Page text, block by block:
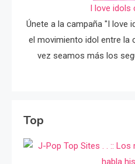
I love idols
Únete a la campaña "I love
el movimiento idol entre la
vez seamos más los
Top